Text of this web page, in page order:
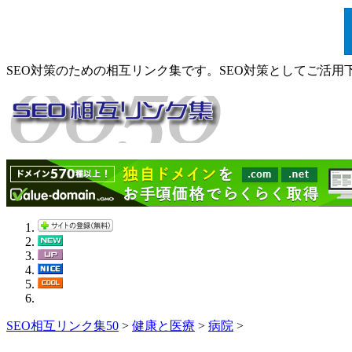
SEO対策のための相互リンク集です。SEO対策としてご活用
SEO相互リンク集50 > 健康と医療 > 病院 >